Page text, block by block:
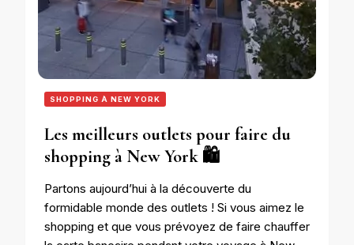
SHOPPING À NEW YORK
Les meilleurs outlets pour faire du
shopping à New York 🛍️
Partons aujourd’hui à la découverte du
formidable monde des outlets ! Si vous aimez le
shopping et que vous prévoyez de faire chauffer